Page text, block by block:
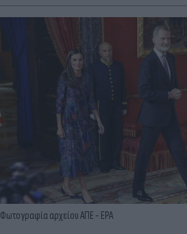
Φωτογραφία αρχείου ΑΠΕ - EPA